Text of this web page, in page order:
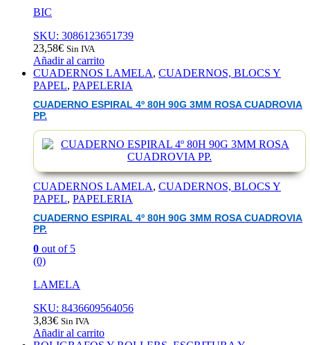
BIC
SKU: 3086123651739
23,58€ Sin IVA
Añadir al carrito
CUADERNOS LAMELA, CUADERNOS, BLOCS Y
PAPEL, PAPELERIA
CUADERNO ESPIRAL 4º 80H 90G 3MM ROSA CUADROVIA
PP.
CUADERNOS LAMELA, CUADERNOS, BLOCS Y
PAPEL, PAPELERIA
CUADERNO ESPIRAL 4º 80H 90G 3MM ROSA CUADROVIA
PP.
0 out of 5
(0)
LAMELA
SKU: 8436609564056
3,83€ Sin IVA
Añadir al carrito